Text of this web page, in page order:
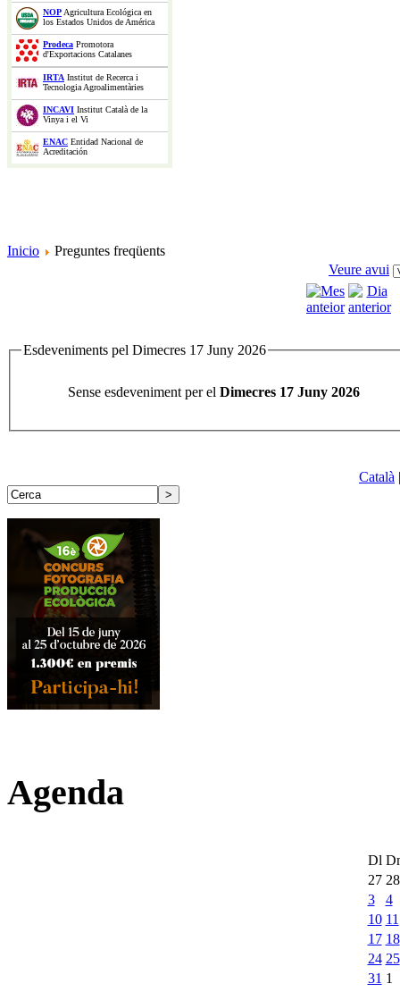
NOPAgricultura Ecológica en
los Estados Unidos de América
Prodeca Promotora
d'Exportacions Catalanes
IRTA Institut de Recerca i
Tecnologia Agroalimentàries
INCAVI Institut Català de la
Vinya i el Vi
ENAC Entidad Nacional de
Acreditación
Inicio
Preguntes freqüents
Veure avui
Esdeveniments pel Dimecres 17 Juny 2026
Sense esdeveniment per el Dimecres 17 Juny 2026
Català
Agenda
Dl
27 28
3
4
10 11
17 18
24 25
31 1